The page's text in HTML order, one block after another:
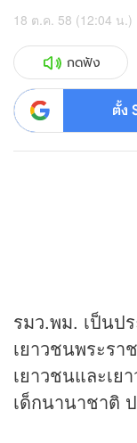
18 ต.ค. 58 (12:04 น.)
กดฟัง
ตั้ง
รมว.พม. เป็นป
เยาวชนพระร
เยาวชนและเย
เด็กนานาชาติ